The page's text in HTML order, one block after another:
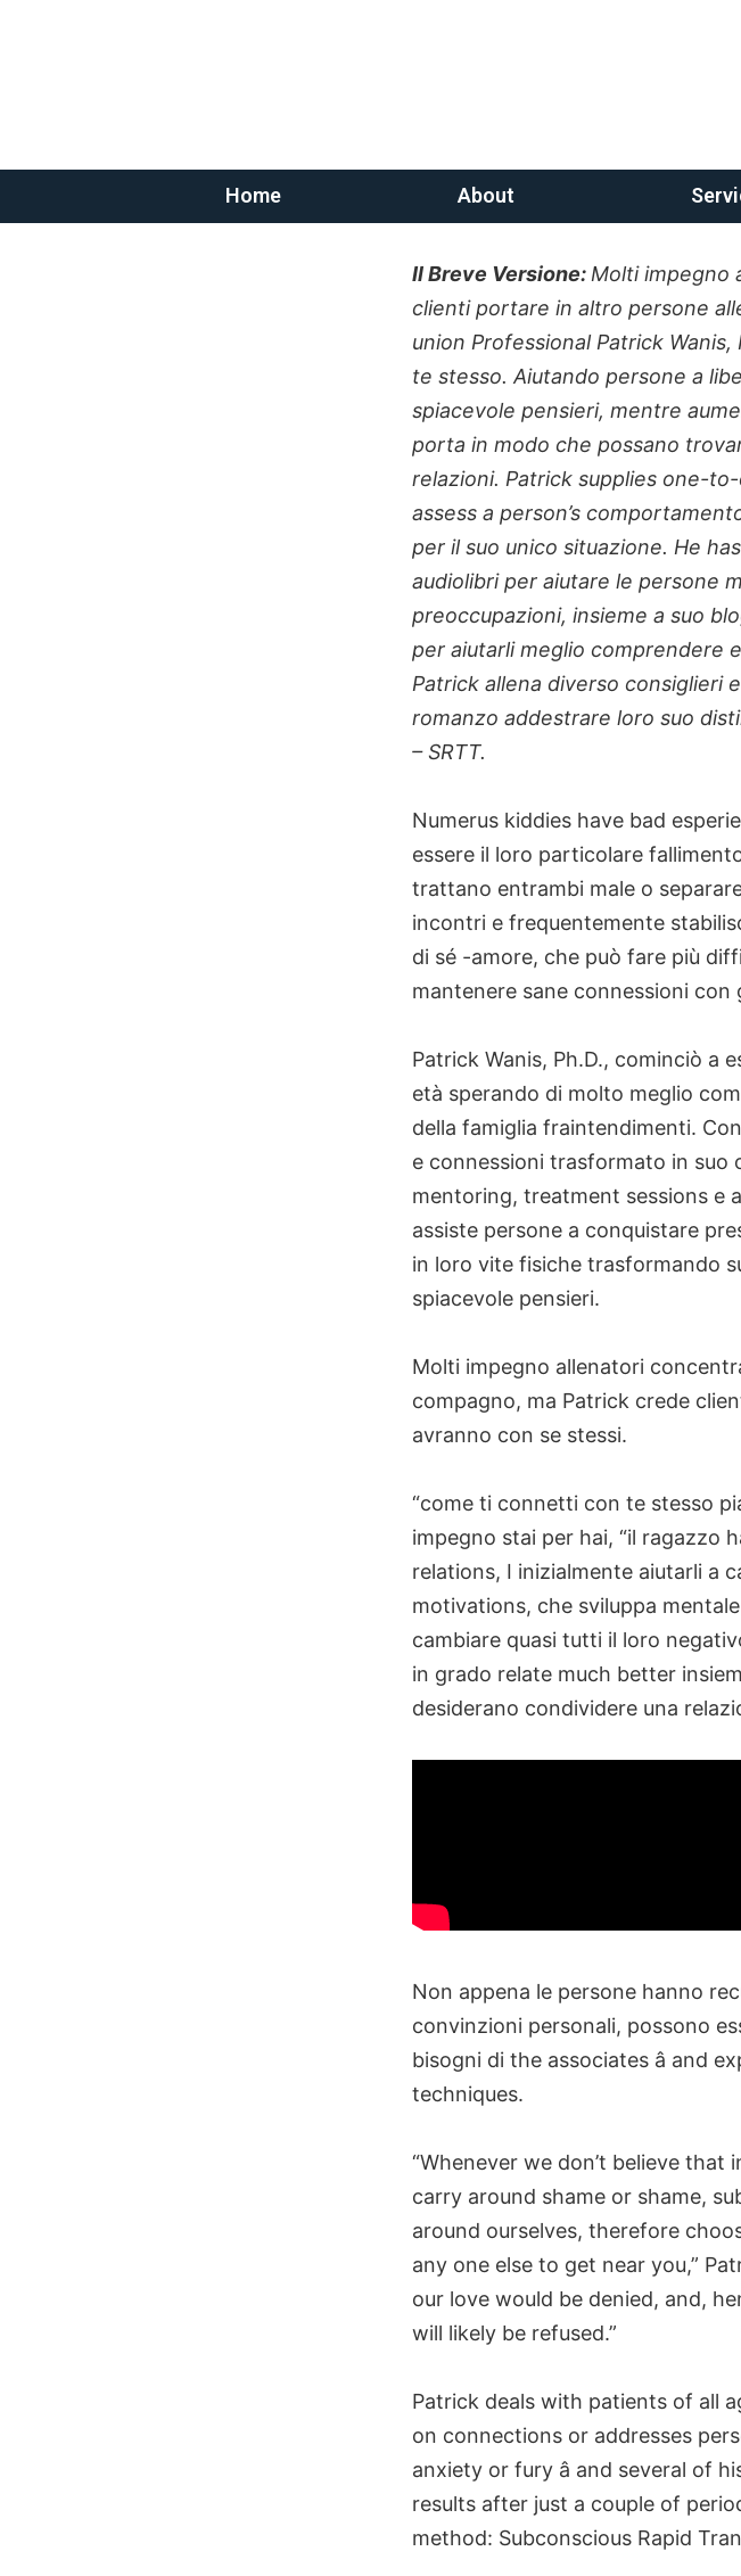
Home About
Il Breve Versione: Molti impegno
clienti portare in altro persone
union Professional Patrick
te stesso. Aiutando persone a
spiacevole pensieri, mentre
porta in modo che possano
relazioni. Patrick supplies one-
assess a person’s
per il suo unico situazione. He
audiolibri per aiutare le persone
preoccupazioni, insieme a suo
per aiutarli meglio comprendere
Patrick allena diverso consiglieri
romanzo addestrare loro suo
– SRTT.
Numerus kiddies have bad
essere il loro particolare
trattano entrambi male o
incontri e frequentemente
di sé -amore, che può fare più
mantenere sane connessioni con
Patrick Wanis, Ph.D., cominciò a
età sperando di molto meglio
della famiglia fraintendimenti.
e connessioni trasformato in suo
mentoring, treatment sessions e
assiste persone a conquistare
in loro vite fisiche trasformando
spiacevole pensieri.
Molti impegno allenatori
compagno, ma Patrick crede
avranno con se stessi.
“come ti connetti con te stesso
impegno stai per hai, “il ragazzo
relations, I inizialmente aiutarli a
motivations, che sviluppa
cambiare quasi tutti il loro
in grado relate much better
desiderano condividere una
Non appena le persone hanno
convinzioni personali, possono
bisogni di the associates â and
techniques.
“Whenever we don’t believe that
carry around shame or shame,
around ourselves, therefore
any one else to get near you,”
our love would be denied, and,
will likely be refused.”
Patrick deals with patients of all
on connections or addresses
anxiety or fury â and several of
results after just a couple of
method: Subconscious Rapid